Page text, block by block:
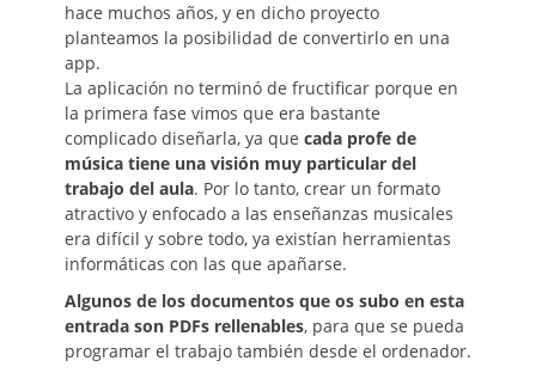
hace muchos años, y en dicho proyecto
planteamos la posibilidad de convertirlo en una
app.
La aplicación no terminó de fructificar porque en
la primera fase vimos que era bastante
complicado diseñarla, ya que cada profe de
música tiene una visión muy particular del
trabajo del aula. Por lo tanto, crear un formato
atractivo y enfocado a las enseñanzas musicales
era difícil y sobre todo, ya existían herramientas
informáticas con las que apañarse.
Algunos de los documentos que os subo en esta
entrada son PDFs rellenables, para que se pueda
programar el trabajo también desde el ordenador.